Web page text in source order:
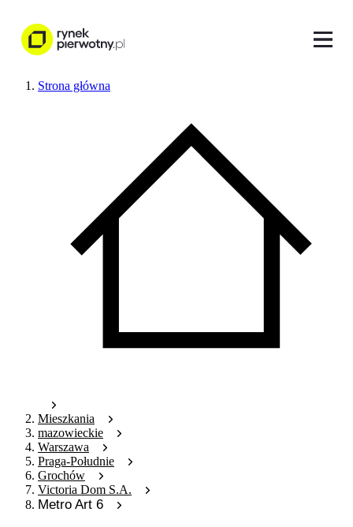
Strona główna
Mieszkania
mazowieckie
Warszawa
Praga-Południe
Grochów
Victoria Dom S.A.
Metro Art 6